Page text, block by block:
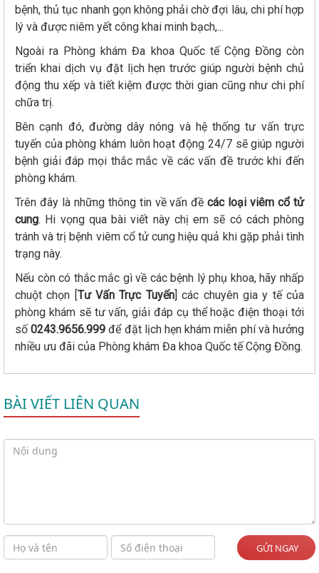
bệnh, thủ tục nhanh gọn không phải chờ đợi lâu, chi phí hợp
lý và được niêm yết công khai minh bạch,...
Ngoài ra Phòng khám Đa khoa Quốc tế Cộng Đồng còn
triển khai dịch vụ đặt lịch hẹn trước giúp người bệnh chủ
động thu xếp và tiết kiệm được thời gian cũng như chi phí
chữa trị.
Bên cạnh đó, đường dây nóng và hệ thống tư vấn trực
tuyến của phòng khám luôn hoạt động 24/7 sẽ giúp người
bệnh giải đáp mọi thắc mắc về các vấn đề trước khi đến
phòng khám.
Trên đây là những thông tin về vấn đềcác loại viêm cổ tử
cung. Hi vọng qua bài viết này chị em sẽ có cách phòng
tránh và trị bệnh viêm cổ tử cung hiệu quả khi gặp phải tình
trạng này.
Nếu còn có thắc mắc gì về các bệnh lý phụ khoa, hãy nhấp
chuột chọn [Tư Vấn Trực Tuyến] các chuyên gia y tế của
phòng khám sẽ tư vấn, giải đáp cụ thể hoặc điện thoại tới
số 0243.9656.999 để đặt lịch hẹn khám miễn phí và hưởng
nhiều ưu đãi của Phòng khám Đa khoa Quốc tế Cộng Đồng.
BÀI VIẾT LIÊN QUAN
GỬI NGAY